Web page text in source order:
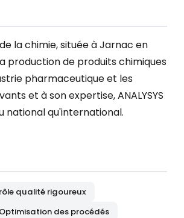
la chimie, située à Jarnac en
production de produits chimiques
pharmaceutique et les
et à son expertise, ANALYSYS
national qu'international.
qualité rigoureux
Optimisation des procédés